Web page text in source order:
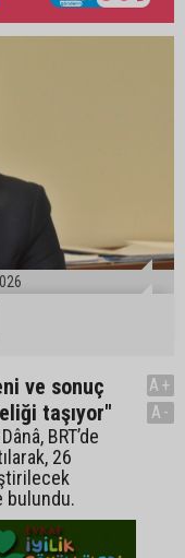
ve sonuç
taşıyor"
BRT’de
26
bulundu.
A+
A-